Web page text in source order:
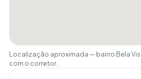
Localização aproximada — bairro Bela
com o corretor.